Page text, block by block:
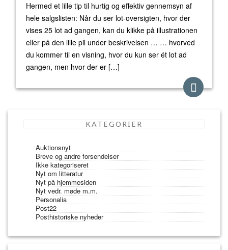
Hermed et lille tip til hurtig og effektiv gennemsyn af
hele salgslisten: Når du ser lot-oversigten, hvor der
vises 25 lot ad gangen, kan du klikke på illustrationen
eller på den lille pil under beskrivelsen … … hvorved
du kommer til en visning, hvor du kun ser ét lot ad
gangen, men hvor der er […]
KATEGORIER
Auktionsnyt
Breve og andre forsendelser
Ikke kategoriseret
Nyt om litteratur
Nyt på hjemmesiden
Nyt vedr. møde m.m.
Personalia
Post22
Posthistoriske nyheder